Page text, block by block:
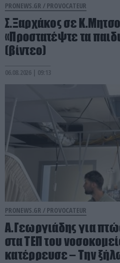
PRONEWS.GR / PROVOCATEUR
Σ.Ξαρχάκος σε
«Προστατέψτε τα
(βίντεο)
06.08.2026 | 09:13
PRONEWS.GR / PROVOCATEUR
Α.Γεωργιάδης για
στα ΤΕΠ του
κατέρρευσε – Την